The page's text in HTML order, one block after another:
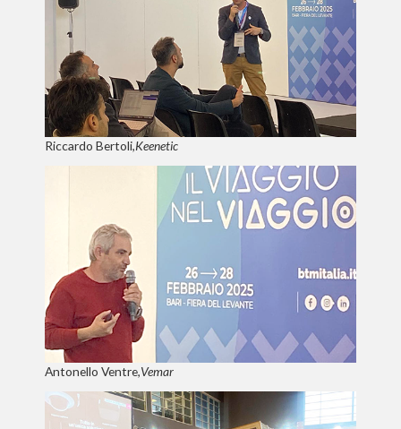
Riccardo Bertoli,Keenetic
Antonello Ventre,Vemar